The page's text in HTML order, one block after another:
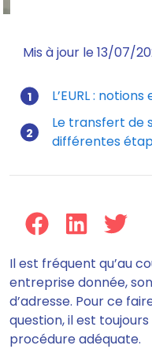
Mis à jour le 13/07/
L’EURL :
Le transfert de
différentes
Il est fréquent qu’au
entreprise donnée,
d’adresse. Pour ce
question,il est
procédure adéquate.